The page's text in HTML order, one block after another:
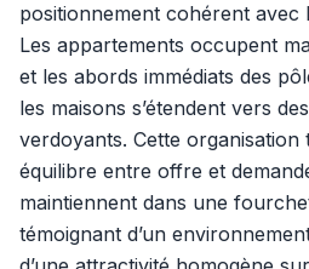
positionnement cohérent avec
Les appartements occupent
et les abords immédiats des
les maisons s’étendent vers
verdoyants. Cette
équilibre entre offre et
maintiennent dans une
témoignant d’un